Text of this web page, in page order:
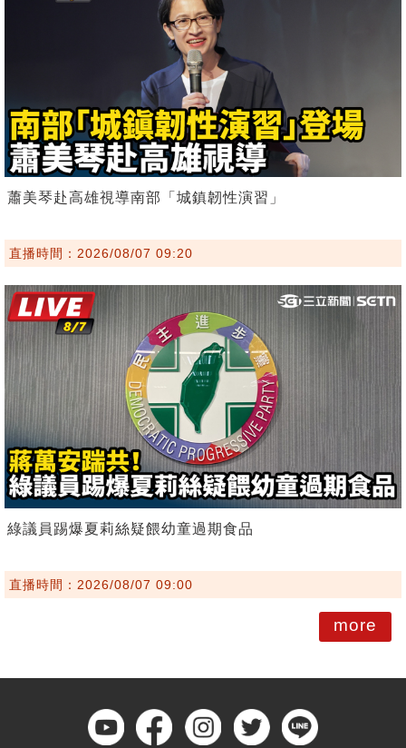
蕭美琴赴高雄視導南部「城鎮韌性演習」
直播時間：2026/08/07 09:20
綠議員踢爆夏莉絲疑餵幼童過期食品
直播時間：2026/08/07 09:00
more